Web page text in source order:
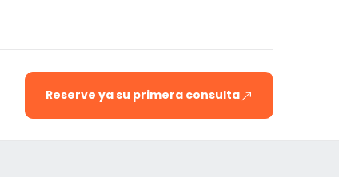
Reserve ya su primera consulta